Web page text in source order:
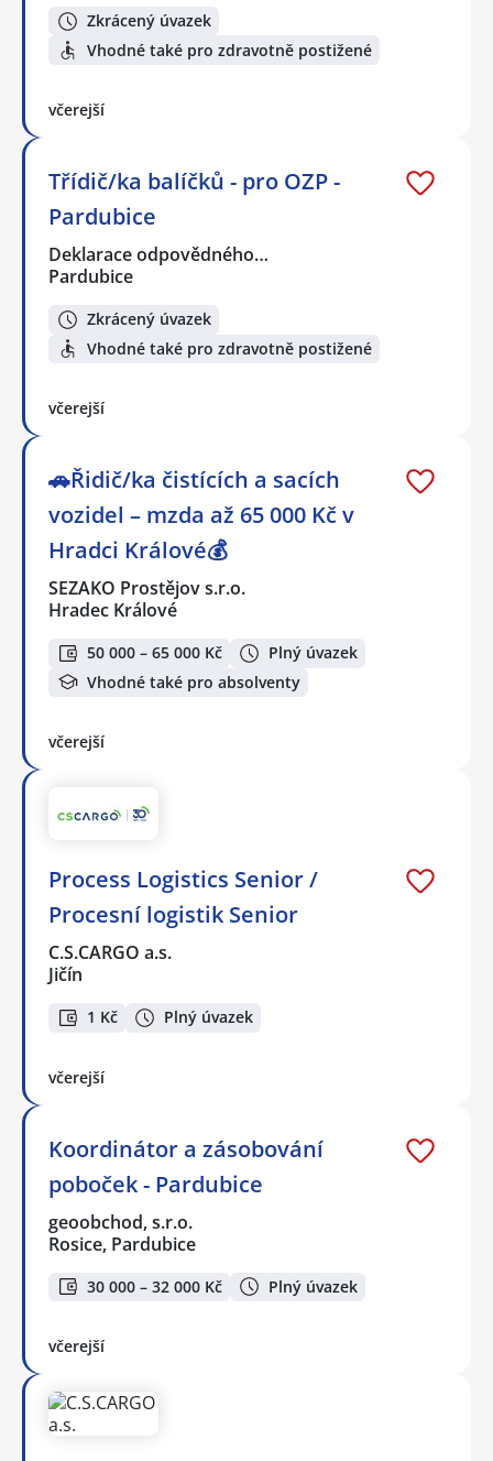
Zkrácený úvazek
Vhodné také pro zdravotně postižené
včerejší
Třídič/ka balíčků - pro OZP -
Pardubice
Deklarace odpovědného…
Pardubice
Zkrácený úvazek
Vhodné také pro zdravotně postižené
včerejší
🚗Řidič/ka čistících a sacích
vozidel – mzda až 65 000 Kč v
Hradci Králové💰
SEZAKO Prostějov s.r.o.
Hradec Králové
50 000 – 65 000 Kč
Plný úvazek
Vhodné také pro absolventy
včerejší
Process Logistics Senior /
Procesní logistik Senior
C.S.CARGO a.s.
Jičín
1 Kč Plný úvazek
včerejší
Koordinátor a zásobování
poboček - Pardubice
geoobchod, s.r.o.
Rosice, Pardubice
30 000 – 32 000 Kč Plný úvazek
včerejší